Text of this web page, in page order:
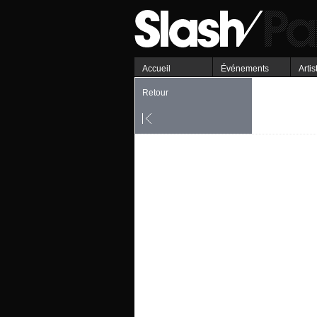
Accueil Événements
Retour